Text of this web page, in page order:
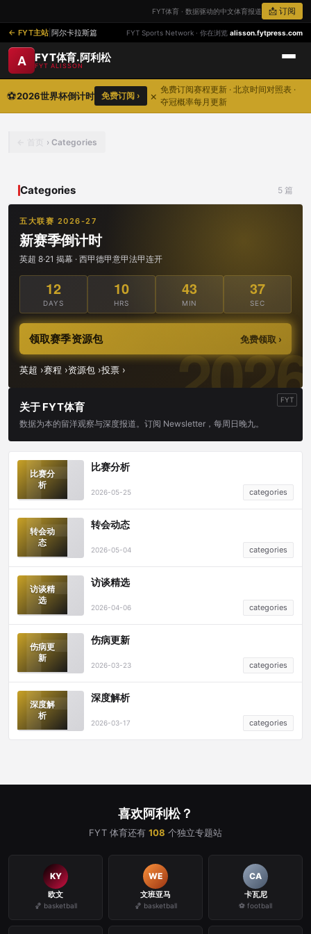
FYT体育 · 数据驱动的中文体育报道 📩 订阅
FYT主站 阿尔卡拉斯篇 FYT Sports Network · 你在浏览 alisson.fytpress.com
A FYT体育.阿利松
FYT ALISSON
⚽2026世界杯倒计时
免费订阅赛程更新 · 北京时间对照表 ·
夺冠概率每月更新
免费订阅 › ×
首页 › Categories
Categories 5 篇
比赛分
析
比赛分析
2026-05-25 categories
转会动
态
转会动态
2026-05-04 categories
访谈精
选
访谈精选
2026-04-06 categories
伤病更
新
伤病更新
2026-03-23 categories
深度解
析
深度解析
2026-03-17 categories
五大联赛 2026-27
新赛季倒计时
英超 8·21 揭幕 · 西甲德甲意甲法甲连开
12
DAYS
10
HRS
43
MIN
37
SEC
领取赛季资源包 免费领取 ›
英超 ›赛程 ›资源包 ›投票 ›
FYT
关于 FYT体育
数据为本的留洋观察与深度报道。订阅 Newsletter，每周日晚九。
喜欢阿利松？
FYT 体育还有 108 个独立专题站
KY
欧文
🏀 basketball
WE
文班亚马
🏀 basketball
CA
卡瓦尼
⚽ football